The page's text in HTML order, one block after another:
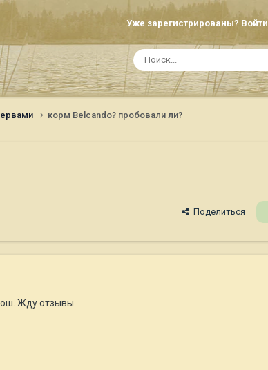
Уже зарегистрированы? Войти
корм Belcando? пробовали ли?
Поделиться
Жду отзывы.